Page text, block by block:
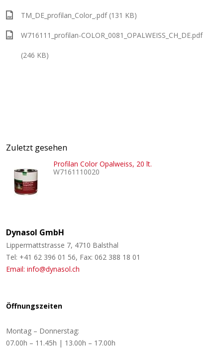
TM_DE_profilan_Color_.pdf (131 KB)
W716111_profilan-COLOR_0081_OPALWEISS_CH_DE.pdf
(246 KB)
Zuletzt gesehen
Profilan Color Opalweiss, 20 lt.
W7161110020
Dynasol GmbH
Lippermattstrasse 7, 4710 Balsthal
Tel: +41 62 396 01 56, Fax: 062 388 18 01
Email: info@dynasol.ch
Öffnungszeiten
Montag – Donnerstag:
07.00h – 11.45h | 13.00h – 17.00h